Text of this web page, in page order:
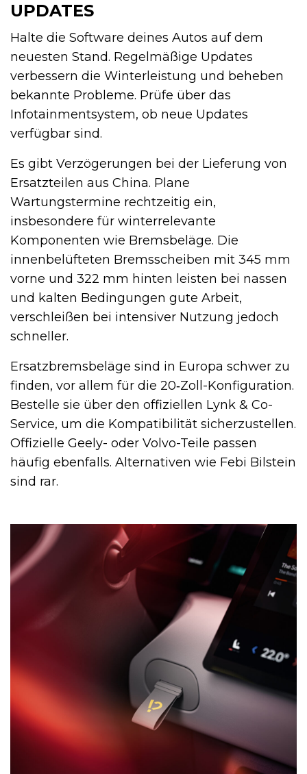
UPDATES
Halte die Software deines Autos auf dem
neuesten Stand. Regelmäßige Updates
verbessern die Winterleistung und beheben
bekannte Probleme. Prüfe über das
Infotainmentsystem, ob neue Updates
verfügbar sind.
Es gibt Verzögerungen bei der Lieferung von
Ersatzteilen aus China. Plane
Wartungstermine rechtzeitig ein,
insbesondere für winterrelevante
Komponenten wie Bremsbeläge. Die
innenbelüfteten Bremsscheiben mit 345 mm
vorne und 322 mm hinten leisten bei nassen
und kalten Bedingungen gute Arbeit,
verschleißen bei intensiver Nutzung jedoch
schneller.
Ersatzbremsbeläge sind in Europa schwer zu
finden, vor allem für die 20‑Zoll-Konfiguration.
Bestelle sie über den offiziellen Lynk & Co-
Service, um die Kompatibilität sicherzustellen.
Offizielle Geely- oder Volvo-Teile passen
häufig ebenfalls. Alternativen wie Febi Bilstein
sind rar.